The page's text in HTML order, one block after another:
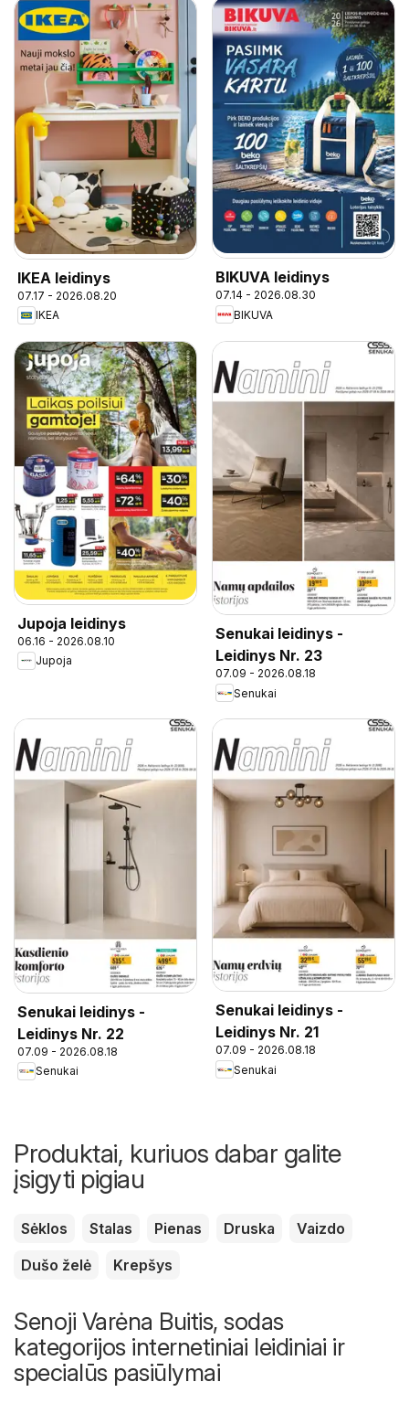
IKEA leidinys
07.17 - 2026.08.20
IKEA
BIKUVA leidinys
07.14 - 2026.08.30
BIKUVA
Jupoja leidinys
06.16 - 2026.08.10
Jupoja
Senukai leidinys -
Leidinys Nr. 23
07.09 - 2026.08.18
Senukai
Senukai leidinys -
Leidinys Nr. 22
07.09 - 2026.08.18
Senukai
Senukai leidinys -
Leidinys Nr. 21
07.09 - 2026.08.18
Senukai
Produktai, kuriuos dabar galite
įsigyti pigiau
Sėklos Stalas Pienas Druska
Vaizdo
Dušo želė
Krepšys
Senoji Varėna Buitis, sodas
kategorijos internetiniai leidiniai ir
specialūs pasiūlymai